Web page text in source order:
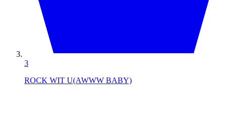
3
ROCK WIT U(AWWW BABY)